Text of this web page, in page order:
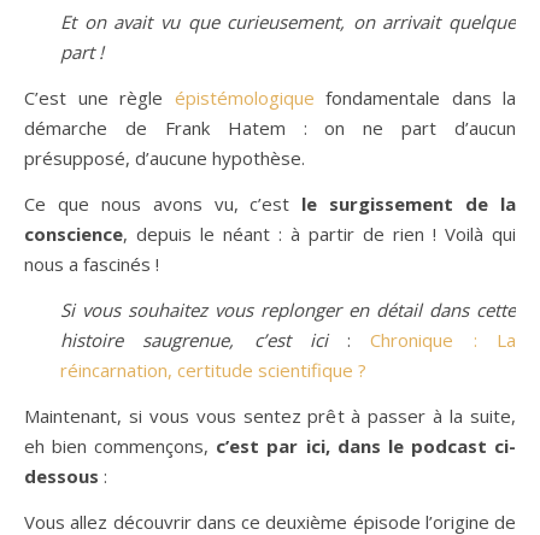
Et on avait vu que curieusement, on arrivait quelque
part !
C’est une règle épistémologique fondamentale dans la
démarche de Frank Hatem : on ne part d’aucun
présupposé, d’aucune hypothèse.
Ce que nous avons vu, c’est le surgissement de la
conscience, depuis le néant : à partir de rien ! Voilà qui
nous a fascinés !
Si vous souhaitez vous replonger en détail dans cette
histoire saugrenue, c’est ici:Chronique : La
réincarnation, certitude scientifique ?
Maintenant, si vous vous sentez prêt à passer à la suite,
eh bien commençons, c’est par ici, dans le podcast ci-
dessous :
Vous allez découvrir dans ce deuxième épisode l’origine de